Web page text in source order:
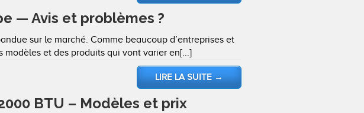
— Avis et problèmes ?
sur le marché. Comme beaucoup d’entreprises et
modèles et des produits qui vont varier en[...]
LIRE LA SUITE →
BTU – Modèles et prix